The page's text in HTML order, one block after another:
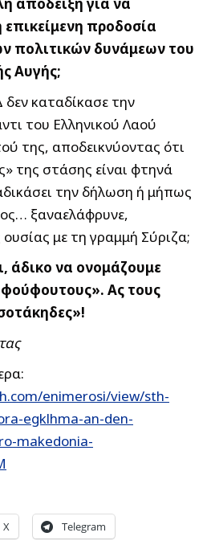
επικείμενη προδοσία
πολιτικών δυνάμεων του
Αυγής;
καταδίκασε την
του Ελληνικού Λαού
της, αποδεικνύοντας ότι
της στάσης είναι φτηνά
την δήλωση ή μήπως
ξαναελάφρυνε,
ουσίας με τη γραμμή Σύριζα;
άδικο να ονομάζουμε
Ας τους
enimerosi/view/sth-
egklhma-an-den-
makedonia-
X Telegram